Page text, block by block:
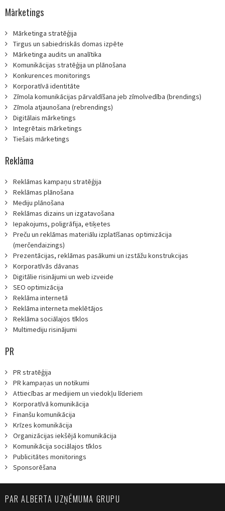
Mārketings
Mārketinga stratēģija
Tirgus un sabiedriskās domas izpēte
Mārketinga audits un analītika
Komunikācijas stratēģija un plānošana
Konkurences monitorings
Korporatīvā identitāte
Zīmola komunikācijas pārvaldīšana jeb zīmolvedība (brendings)
Zīmola atjaunošana (rebrendings)
Digitālais mārketings
Integrētais mārketings
Tiešais mārketings
Reklāma
Reklāmas kampaņu stratēģija
Reklāmas plānošana
Mediju plānošana
Reklāmas dizains un izgatavošana
Iepakojums, poligrāfija, etiķetes
Preču un reklāmas materiālu izplatīšanas optimizācija
(merčendaizings)
Prezentācijas, reklāmas pasākumi un izstāžu konstrukcijas
Korporatīvās dāvanas
Digitālie risinājumi un web izveide
SEO optimizācija
Reklāma internetā
Reklāma interneta meklētājos
Reklāma sociālajos tīklos
Multimediju risinājumi
PR
PR stratēģija
PR kampaņas un notikumi
Attiecības ar medijiem un viedokļu līderiem
Korporatīvā komunikācija
Finanšu komunikācija
Krīzes komunikācija
Organizācijas iekšējā komunikācija
Komunikācija sociālajos tīklos
Publicitātes monitorings
Sponsorēšana
PAR ALBERTA UZŅĒMUMA GRUPU